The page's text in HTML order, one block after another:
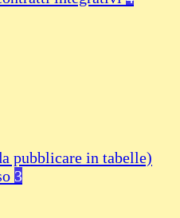
pubblicare in tabelle)
3